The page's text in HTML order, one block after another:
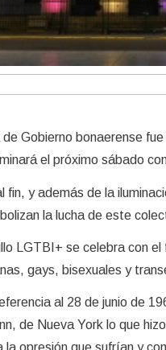
de Gobierno bonaerense
el próximo sábado
fin, y además de la
la lucha de este
LGTBI+ se celebra con
gays, bisexuales y
al 28 de junio de
de Nueva York lo que